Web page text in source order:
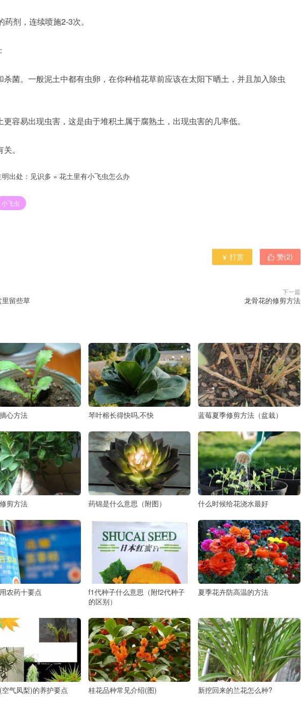
剂，连续喷施2-3次。
菌。一般泥土中都有虫卵，在你种植花草前应该在太阳下晒土，并且加入除虫
容易出现虫害，这是由于堆积土属于腐熟土，出现虫害的几率低。
。
出处： 见识多 » 花土里有小飞虫怎么办
小飞虫
 赞(2)
 打赏
留些草
下一篇
龙骨花的修剪方法
心方法 琴叶榕长得快吗,不快 蓝莓夏季修剪方法（盆栽）
剪方法 药锦是什么意思（附图） 什么时候给花浇水最好
农药十要点
f1代种子什么意思（附f2代种子
的区别）
夏季花卉防高温的方法
空气凤梨)的养护要点 桂花品种常见介绍(图) 新挖回来的兰花怎么种?